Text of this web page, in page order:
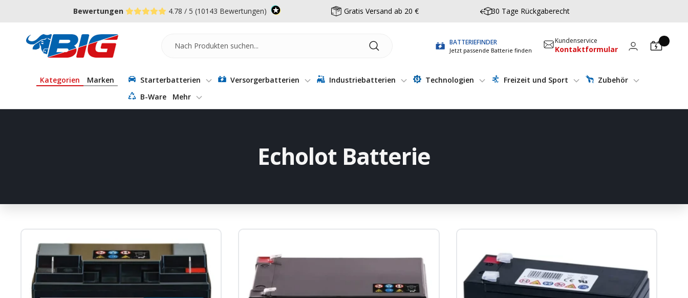
Zum Menü springen
Fußzeile springen
Barrierefreiheits-Widget öffnen
Bewertungen 4.78 / 5 (10143 Bewertungen) Gratis Versand ab 20 € 30 Tage Rückgaberecht
Batterie-
Industrie-
BATTERIEFINDER
Jetzt passende Batterie finden
Kundenservice
Kontaktformular
Kategorien Marken Starterbatterien Versorgerbatterien Industriebatterien Technologien Freizeit und Sport
Zubehör
B-Ware
Mehr
Echolot Batterie